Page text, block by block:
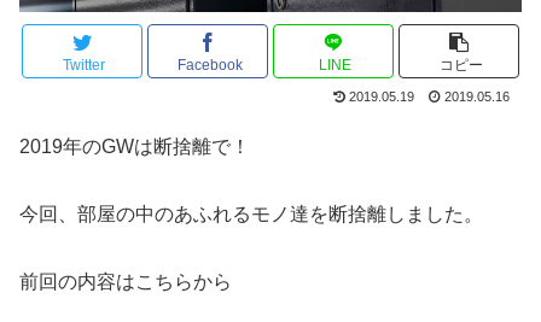
Twitter Facebook LINE コピー
2019.05.19 2019.05.16
2019年のGWは断捨離で！
今回、部屋の中のあふれるモノ達を断捨離しました。
前回の内容はこちらから